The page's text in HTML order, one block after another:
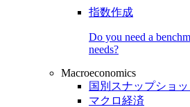
指数作成
Do you need a
needs?
Macroeconomics
国別スナップショッ
マクロ経済